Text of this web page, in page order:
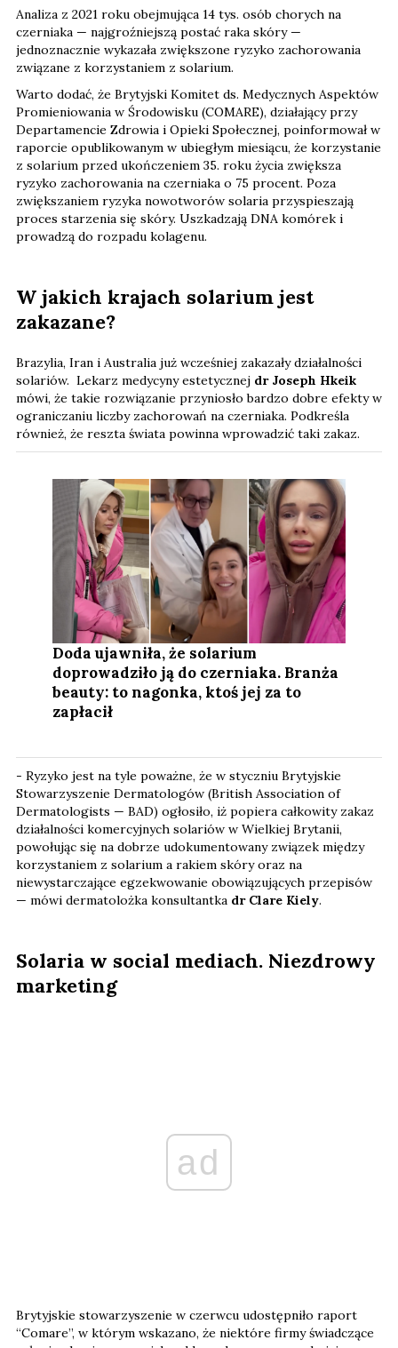
Analiza z 2021 roku obejmująca 14 tys. osób chorych na
czerniaka — najgroźniejszą postać raka skóry —
jednoznacznie wykazała zwiększone ryzyko zachorowania
związane z korzystaniem z solarium.
Warto dodać, że Brytyjski Komitet ds. Medycznych Aspektów
Promieniowania w Środowisku (COMARE), działający przy
Departamencie Zdrowia i Opieki Społecznej, poinformował w
raporcie opublikowanym w ubiegłym miesiącu, że korzystanie
z solarium przed ukończeniem 35. roku życia zwiększa
ryzyko zachorowania na czerniaka o 75 procent. Poza
zwiększaniem ryzyka nowotworów solaria przyspieszają
proces starzenia się skóry. Uszkadzają DNA komórek i
prowadzą do rozpadu kolagenu.
W jakich krajach solarium jest
zakazane?
Brazylia, Iran i Australia już wcześniej zakazały działalności
solariów. Lekarz medycyny estetycznej dr Joseph Hkeik
mówi, że takie rozwiązanie przyniosło bardzo dobre efekty w
ograniczaniu liczby zachorowań na czerniaka. Podkreśla
również, że reszta świata powinna wprowadzić taki zakaz.
Doda ujawniła, że solarium
doprowadziło ją do czerniaka. Branża
beauty: to nagonka, ktoś jej za to
zapłacił
- Ryzyko jest na tyle poważne, że w styczniu Brytyjskie
Stowarzyszenie Dermatologów (British Association of
Dermatologists — BAD) ogłosiło, iż popiera całkowity zakaz
działalności komercyjnych solariów w Wielkiej Brytanii,
powołując się na dobrze udokumentowany związek między
korzystaniem z solarium a rakiem skóry oraz na
niewystarczające egzekwowanie obowiązujących przepisów
— mówi dermatolożka konsultantka dr Clare Kiely.
Solaria w social mediach. Niezdrowy
marketing
ad
Brytyjskie stowarzyszenie w czerwcu udostępniło raport
“Comare”, w którym wskazano, że niektóre firmy świadczące